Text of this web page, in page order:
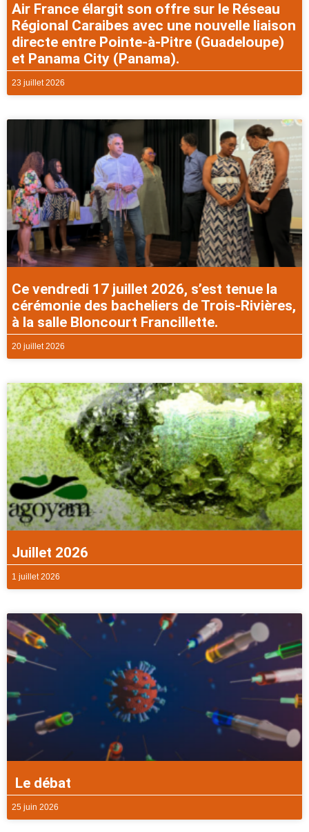
Air France élargit son offre sur le Réseau
Régional Caraibes avec une nouvelle liaison
directe entre Pointe-à-Pitre (Guadeloupe)
et Panama City (Panama).
23 juillet 2026
Ce vendredi 17 juillet 2026, s’est tenue la
cérémonie des bacheliers de Trois-Rivières,
à la salle Bloncourt Francillette.
20 juillet 2026
Juillet 2026
1 juillet 2026
Le débat
25 juin 2026